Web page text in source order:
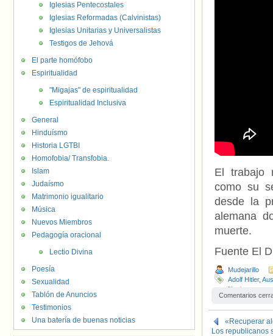
El trabajo
como su
desde la
alemana
muerte.
Fuente El
Mudejarillo
Adolf Hitler,
Nazismo
Comentarios
«Recuperar
Los republicanos
Iglesias Pentecostales
Iglesias Reformadas (Calvinistas)
Iglesias Unitarias y Universalistas
Testigos de Jehová
El parte homófobo
Espiritualidad
"Migajas" de espiritualidad
Espiritualidad Inclusiva
General
Hinduísmo
Historia LGTBI
Homofobia/ Transfobia.
Islam
Judaísmo
Matrimonio igualitario
Música
Nuevos Miembros
Pedagogía oracional
Lectio Divina
Poesía
Sexualidad
Tablón de Anuncios
Testimonios
Una batería de buenas noticias